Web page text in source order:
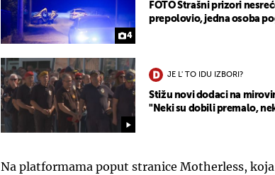
4
FOTO Strašni prizori
prepolovio, jedna osoba
JE L' TO IDU IZBORI?
Stižu novi dodaci na
"Neki su dobili premalo,
Na platformama poput stranice Motherless,